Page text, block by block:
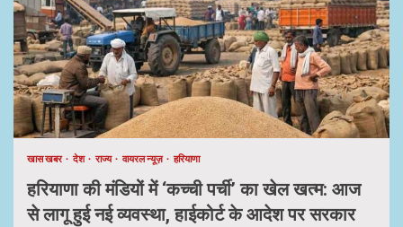
खास खबर देश राज्य वायरल न्यूज़ हरियाणा
हरियाणा की मंडियों में ‘कच्ची पर्ची’ का खेल खत्म: आज
से लागू हुई नई व्यवस्था, हाईकोर्ट के आदेश पर सरकार